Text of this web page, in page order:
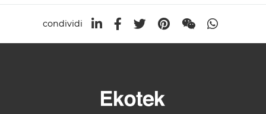
condividi